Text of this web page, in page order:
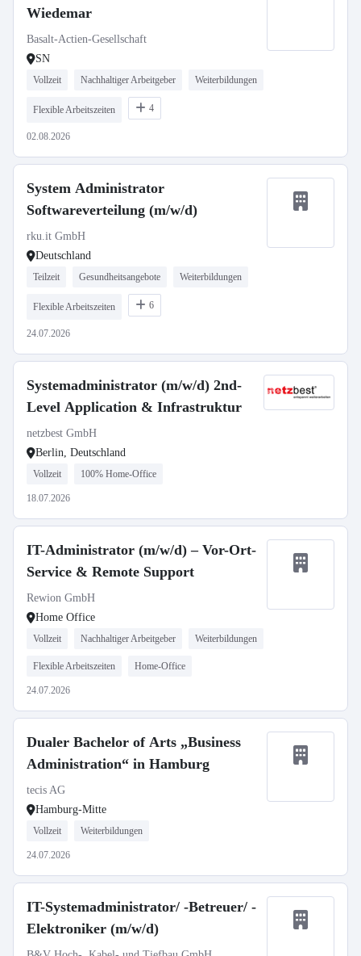
Wiedemar
Basalt-Actien-Gesellschaft
SN
Vollzeit Nachhaltiger Arbeitgeber Weiterbildungen
Flexible Arbeitszeiten 4
02.08.2026
System Administrator
Softwareverteilung (m/w/d)
rku.it GmbH
Deutschland
Teilzeit Gesundheitsangebote Weiterbildungen
Flexible Arbeitszeiten 6
24.07.2026
Systemadministrator (m/w/d) 2nd-
Level Application & Infrastruktur
netzbest GmbH
Berlin, Deutschland
Vollzeit 100% Home-Office
18.07.2026
IT-Administrator (m/w/d) – Vor-Ort-
Service & Remote Support
Rewion GmbH
Home Office
Vollzeit Nachhaltiger Arbeitgeber Weiterbildungen
Flexible Arbeitszeiten Home-Office
24.07.2026
Dualer Bachelor of Arts „Business
Administration“ in Hamburg
tecis AG
Hamburg-Mitte
Vollzeit Weiterbildungen
24.07.2026
IT-Systemadministrator/ -Betreuer/ -
Elektroniker (m/w/d)